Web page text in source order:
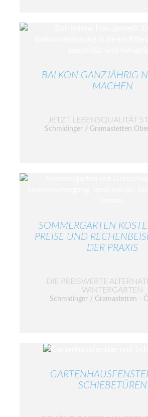
BALKON GANZJÄHRIG
MACHEN
JETZT LEBENSQUALITÄT
Schmidinger / Gramastetten
SOMMERGARTEN
PREISE UND
DER PRAXIS
DIE PREISWERTE
WINTERGARTEN
Schmidinger / Gramastetten -
SCHIEBETÜREN